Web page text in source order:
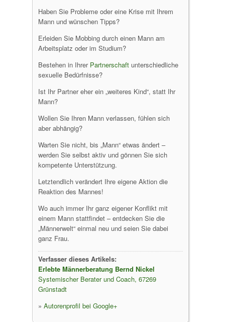
Haben Sie Probleme oder eine Krise mit Ihrem
Mann und wünschen Tipps?
Erleiden Sie Mobbing durch einen Mann am
Arbeitsplatz oder im Studium?
Bestehen in Ihrer Partnerschaft unterschiedliche
sexuelle Bedürfnisse?
Ist Ihr Partner eher ein „weiteres Kind“, statt Ihr
Mann?
Wollen Sie Ihren Mann verlassen, fühlen sich
aber abhängig?
Warten Sie nicht, bis „Mann“ etwas ändert –
werden Sie selbst aktiv und gönnen Sie sich
kompetente Unterstützung.
Letztendlich verändert Ihre eigene Aktion die
Reaktion des Mannes!
Wo auch immer Ihr ganz eigener Konflikt mit
einem Mann stattfindet – entdecken Sie die
„Männerwelt“ einmal neu und seien Sie dabei
ganz Frau.
Verfasser dieses Artikels:
Erlebte Männerberatung Bernd Nickel
Systemischer Berater und Coach, 67269
Grünstadt
» Autorenprofil bei Google+